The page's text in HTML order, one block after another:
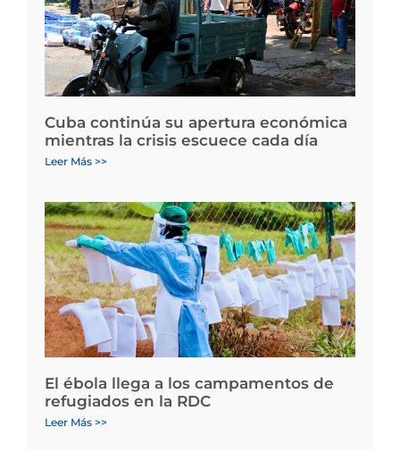
Cuba continúa su apertura económica
mientras la crisis escuece cada día
Leer Más >>
El ébola llega a los campamentos de
refugiados en la RDC
Leer Más >>